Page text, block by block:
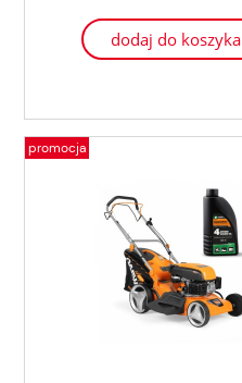
dodaj do koszyka
promocja